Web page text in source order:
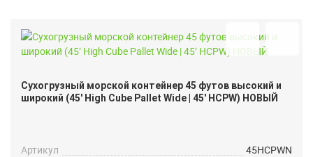
Сухогрузный морской контейнер 45 футов высокий и
широкий (45′ High Cube Pallet Wide | 45′ HCPW) НОВЫЙ
Артикул
45HCPWN